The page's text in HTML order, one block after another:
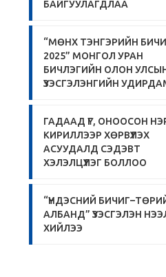
БАЙГУУЛАГДЛАА
“МӨНХ ТЭНГЭРИЙН
2025” МОНГОЛ УРАН
БИЧЛЭГИЙН ОЛОН
ҮЗЭСГЭЛЭНГИЙН
ГАДААД ҮГ, ОНООСОН
КИРИЛЛЭЭР ХӨРВҮҮЛЭХ
АСУУДАЛД СЭДЭВТ
ХЭЛЭЛЦҮҮЛЭГ БОЛЛОО
“ҮНДЭСНИЙ
АЛБАНД” ҮЗЭСГЭЛЭН
ХИЙЛЭЭ